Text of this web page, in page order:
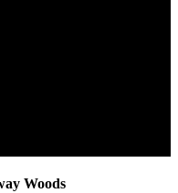
Woods